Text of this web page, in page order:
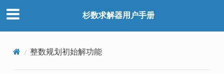
杉数求解器用户手册
整数规划初始解功能